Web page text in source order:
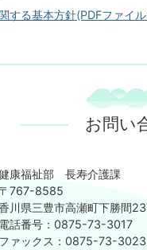
する基本方針(PDFファイ
お問い
康福祉部 長寿介護課
​​​​​​​〒767-8585
川県三豊市高瀬町下勝間
電話番号：0875-73-3017
ファックス：0875-73-3023